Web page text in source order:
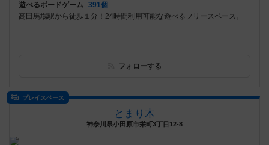
遊べるボードゲーム 391個
高田馬場駅から徒歩１分！24時間利用可能な遊べるフリースペース。
フォローする
プレイスペース
とまり木
神奈川県小田原市栄町3丁目12-8